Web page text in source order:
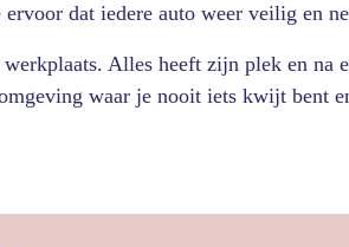
dat iedere auto weer veilig en
Alles heeft zijn plek en na
waar je nooit iets kwijt bent